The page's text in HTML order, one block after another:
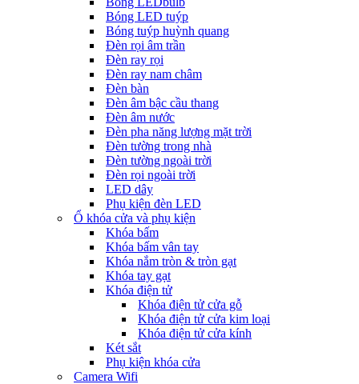
Bóng LED tuýp
Bóng tuýp huỳnh quang
Đèn rọi âm trần
Đèn ray rọi
Đèn ray nam châm
Đèn bàn
Đèn âm bậc cầu thang
Đèn âm nước
Đèn pha năng lượng mặt trời
Đèn tường trong nhà
Đèn tường ngoài trời
Đèn rọi ngoài trời
LED dây
Phụ kiện đèn LED
Ổ khóa cửa và phụ kiện
Khóa bấm
Khóa bấm vân tay
Khóa nắm tròn & tròn gạt
Khóa tay gạt
Khóa điện tử
Khóa điện tử cửa gỗ
Khóa điện tử cửa kim loại
Khóa điện tử cửa kính
Két sắt
Phụ kiện khóa cửa
Camera Wifi